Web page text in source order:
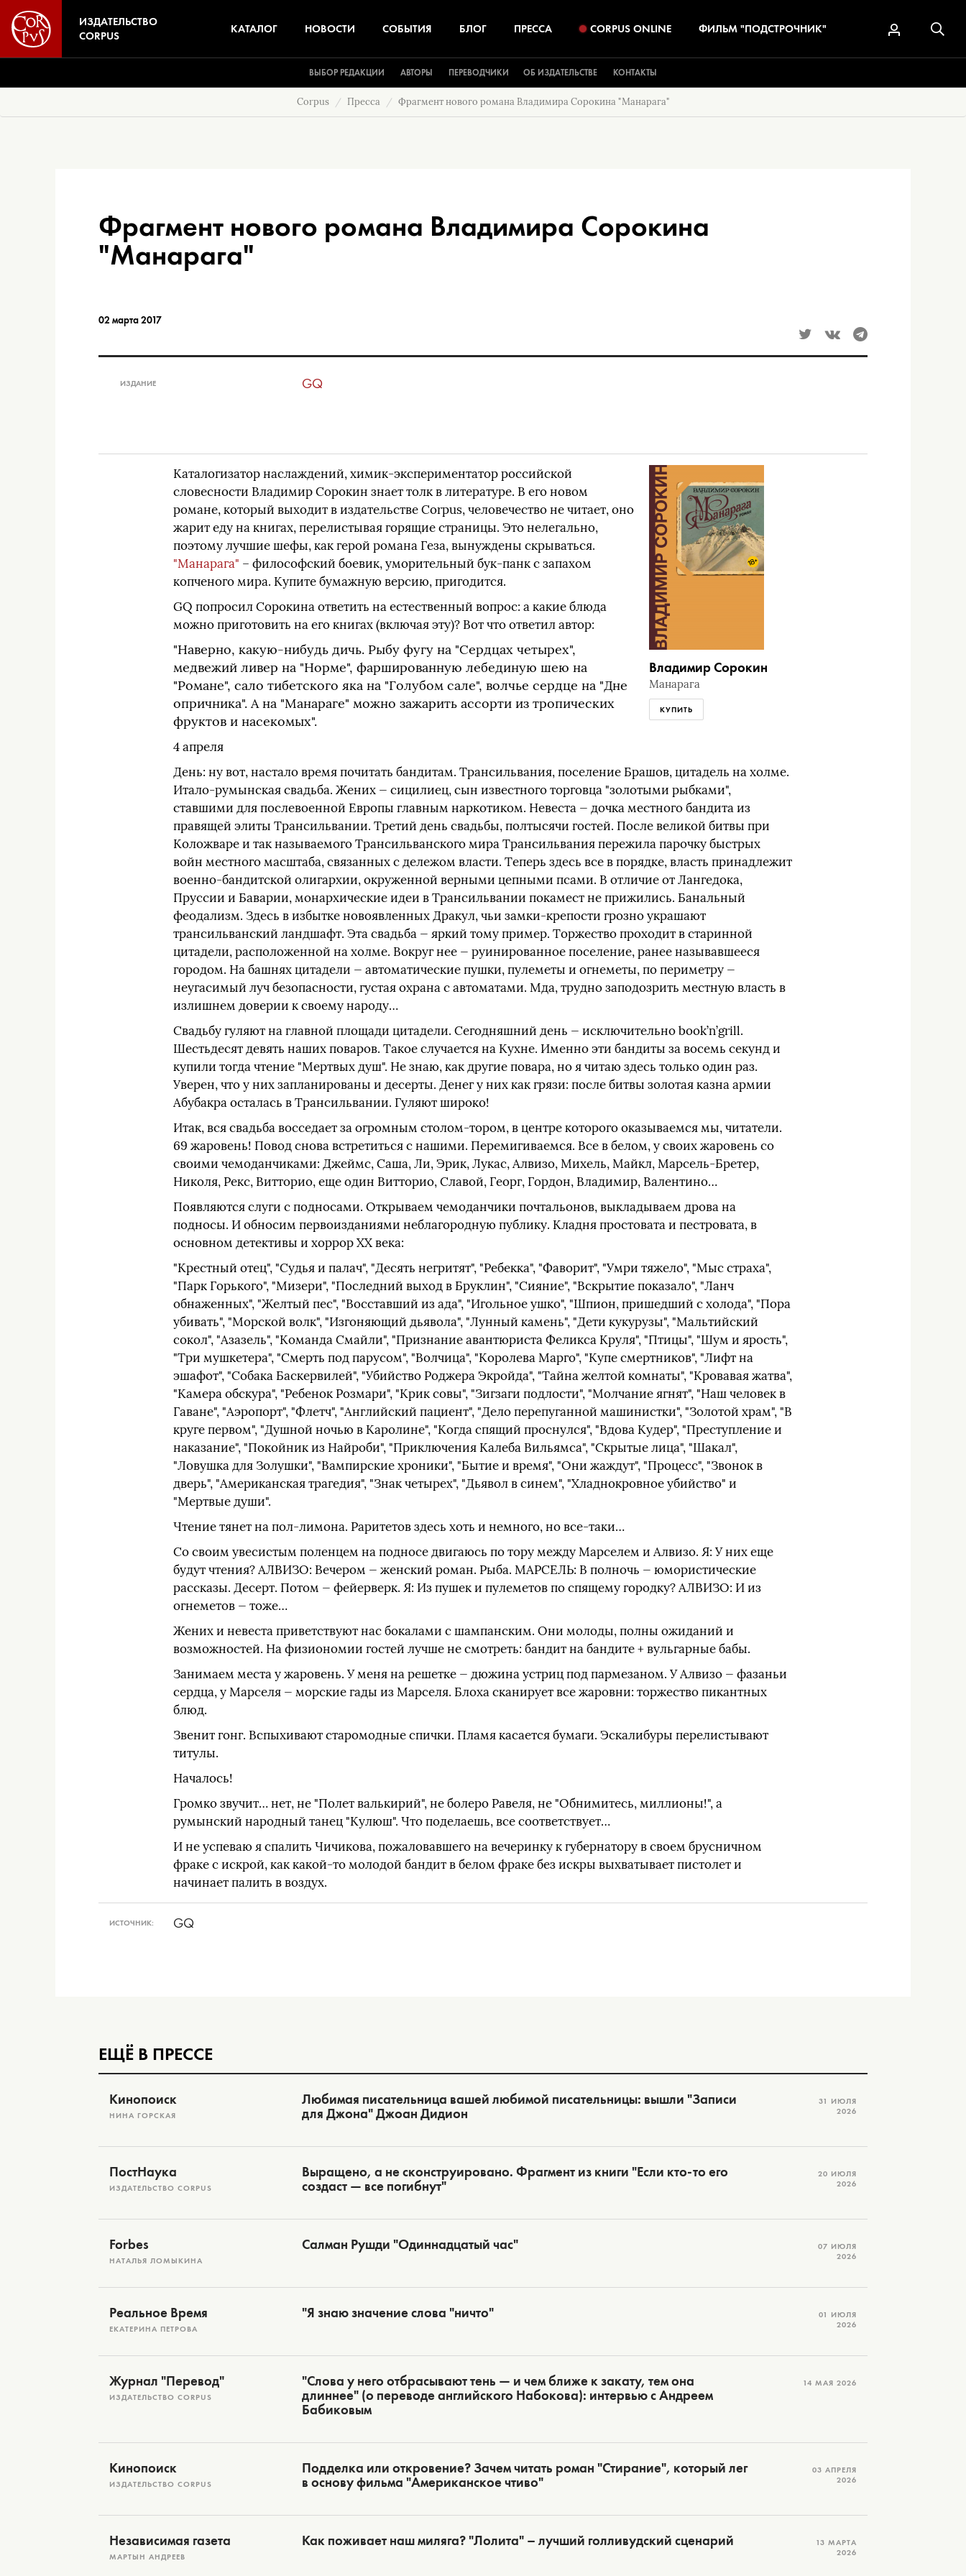
ИЗДАТЕЛЬСТВО
CORPUS
КАТАЛОГ НОВОСТИ СОБЫТИЯ БЛОГ ПРЕССА CORPUS ONLINE ФИЛЬМ "ПОДСТРОЧНИК"
ВЫБОР РЕДАКЦИИ АВТОРЫ ПЕРЕВОДЧИКИ ОБ ИЗДАТЕЛЬСТВЕ КОНТАКТЫ
Corpus Пресса Фрагмент нового романа Владимира Сорокина "Манарага"
Фрагмент нового романа Владимира Сорокина
"Манарага"
02 марта 2017
ИЗДАНИЕ GQ
Владимир Сорокин
Манарага
КУПИТЬ
Каталогизатор наслаждений, химик-экспериментатор российской
словесности Владимир Сорокин знает толк в литературе. В его новом
романе, который выходит в издательстве Corpus, человечество не читает, оно
жарит еду на книгах, перелистывая горящие страницы. Это нелегально,
поэтому лучшие шефы, как герой романа Геза, вынуждены скрываться.
"Манарага" – философский боевик, уморительный бук-панк с запахом
копченого мира. Купите бумажную версию, пригодится.
GQ попросил Сорокина ответить на естественный вопрос: а какие блюда
можно приготовить на его книгах (включая эту)? Вот что ответил автор:
"Наверно, какую-нибудь дичь. Рыбу фугу на "Сердцах четырех",
медвежий ливер на "Норме", фаршированную лебединую шею на
"Романе", сало тибетского яка на "Голубом сале", волчье сердце на "Дне
опричника". А на "Манараге" можно зажарить ассорти из тропических
фруктов и насекомых".
4 апреля
День: ну вот, настало время почитать бандитам. Трансильвания, поселение Брашов, цитадель на холме.
Итало-румынская свадьба. Жених — сицилиец, сын известного торговца "золотыми рыбками",
ставшими для послевоенной Европы главным наркотиком. Невеста — дочка местного бандита из
правящей элиты Трансильвании. Третий день свадьбы, полтысячи гостей. После великой битвы при
Коложваре и так называемого Трансильванского мира Трансильвания пережила парочку быстрых
войн местного масштаба, связанных с дележом власти. Теперь здесь все в порядке, власть принадлежит
военно-бандитской олигархии, окруженной верными цепными псами. В отличие от Лангедока,
Пруссии и Баварии, монархические идеи в Трансильвании покамест не прижились. Банальный
феодализм. Здесь в избытке новоявленных Дракул, чьи замки-крепости грозно украшают
трансильванский ландшафт. Эта свадьба — яркий тому пример. Торжество проходит в старинной
цитадели, расположенной на холме. Вокруг нее — руинированное поселение, ранее называвшееся
городом. На башнях цитадели — автоматические пушки, пулеметы и огнеметы, по периметру —
неугасимый луч безопасности, густая охрана с автоматами. Мда, трудно заподозрить местную власть в
излишнем доверии к своему народу…
Свадьбу гуляют на главной площади цитадели. Сегодняшний день — исключительно book’n’grill.
Шестьдесят девять наших поваров. Такое случается на Кухне. Именно эти бандиты за восемь секунд и
купили тогда чтение "Мертвых душ". Не знаю, как другие повара, но я читаю здесь только один раз.
Уверен, что у них запланированы и десерты. Денег у них как грязи: после битвы золотая казна армии
Абубакра осталась в Трансильвании. Гуляют широко!
Итак, вся свадьба восседает за огромным столом-тором, в центре которого оказываемся мы, читатели.
69 жаровень! Повод снова встретиться с нашими. Перемигиваемся. Все в белом, у своих жаровень со
своими чемоданчиками: Джеймс, Саша, Ли, Эрик, Лукас, Алвизо, Михель, Майкл, Марсель-Бретер,
Николя, Рекс, Витторио, еще один Витторио, Славой, Георг, Гордон, Владимир, Валентино…
Появляются слуги с подносами. Открываем чемоданчики почтальонов, выкладываем дрова на
подносы. И обносим первоизданиями неблагородную публику. Кладня простовата и пестровата, в
основном детективы и хоррор ХХ века:
"Крестный отец", "Судья и палач", "Десять негритят", "Ребекка", "Фаворит", "Умри тяжело", "Мыс страха",
"Парк Горького", "Мизери", "Последний выход в Бруклин", "Сияние", "Вскрытие показало", "Ланч
обнаженных", "Желтый пес", "Восставший из ада", "Игольное ушко", "Шпион, пришедший с холода", "Пора
убивать", "Морской волк", "Изгоняющий дьявола", "Лунный камень", "Дети кукурузы", "Мальтийский
сокол", "Азазель", "Команда Смайли", "Признание авантюриста Феликса Круля", "Птицы", "Шум и ярость",
"Три мушкетера", "Смерть под парусом", "Волчица", "Королева Марго", "Купе смертников", "Лифт на
эшафот", "Собака Баскервилей", "Убийство Роджера Экройда", "Тайна желтой комнаты", "Кровавая жатва",
"Камера обскура", "Ребенок Розмари", "Крик совы", "Зигзаги подлости", "Молчание ягнят", "Наш человек в
Гаване", "Аэропорт", "Флетч", "Английский пациент", "Дело перепуганной машинистки", "Золотой храм", "В
круге первом", "Душной ночью в Каролине", "Когда спящий проснулся", "Вдова Кудер", "Преступление и
наказание", "Покойник из Найроби", "Приключения Калеба Вильямса", "Скрытые лица", "Шакал",
"Ловушка для Золушки", "Вампирские хроники", "Бытие и время", "Они жаждут", "Процесс", "Звонок в
дверь", "Американская трагедия", "Знак четырех", "Дьявол в синем", "Хладнокровное убийство" и
"Мертвые души".
Чтение тянет на пол-лимона. Раритетов здесь хоть и немного, но все-таки…
Со своим увесистым поленцем на подносе двигаюсь по тору между Марселем и Алвизо. Я: У них еще
будут чтения? АЛВИЗО: Вечером — женский роман. Рыба. МАРСЕЛЬ: В полночь — юмористические
рассказы. Десерт. Потом — фейерверк. Я: Из пушек и пулеметов по спящему городку? АЛВИЗО: И из
огнеметов — тоже…
Жених и невеста приветствуют нас бокалами с шампанским. Они молоды, полны ожиданий и
возможностей. На физиономии гостей лучше не смотреть: бандит на бандите + вульгарные бабы.
Занимаем места у жаровень. У меня на решетке — дюжина устриц под пармезаном. У Алвизо — фазаньи
сердца, у Марселя — морские гады из Марселя. Блоха сканирует все жаровни: торжество пикантных
блюд.
Звенит гонг. Вспыхивают старомодные спички. Пламя касается бумаги. Эскалибуры перелистывают
титулы.
Началось!
Громко звучит… нет, не "Полет валькирий", не болеро Равеля, не "Обнимитесь, миллионы!", а
румынский народный танец "Кулюш". Что поделаешь, все соответствует…
И не успеваю я спалить Чичикова, пожаловавшего на вечеринку к губернатору в своем брусничном
фраке с искрой, как какой-то молодой бандит в белом фраке без искры выхватывает пистолет и
начинает палить в воздух.
ИСТОЧНИК: GQ
ЕЩЁ В ПРЕССЕ
Кинопоиск
НИНА ГОРСКАЯ
31 ИЮЛЯ
2026
Любимая писательница вашей любимой писательницы: вышли "Записи
для Джона" Джоан Дидион
ПостНаука
ИЗДАТЕЛЬСТВО CORPUS
20 ИЮЛЯ
2026
Выращено, а не сконструировано. Фрагмент из книги "Если кто-то его
создаст — все погибнут"
Forbes
НАТАЛЬЯ ЛОМЫКИНА
07 ИЮЛЯ
2026
Салман Рушди "Одиннадцатый час"
Реальное Время
ЕКАТЕРИНА ПЕТРОВА
01 ИЮЛЯ
2026
"Я знаю значение слова "ничто"
Журнал "Перевод"
ИЗДАТЕЛЬСТВО CORPUS
14 МАЯ 2026
"Слова у него отбрасывают тень — и чем ближе к закату, тем она
длиннее" (о переводе английского Набокова): интервью с Андреем
Бабиковым
Кинопоиск
ИЗДАТЕЛЬСТВО CORPUS
03 АПРЕЛЯ
2026
Подделка или откровение? Зачем читать роман "Стирание", который лег
в основу фильма "Американское чтиво"
Независимая газета
МАРТЫН АНДРЕЕВ
13 МАРТА
2026
Как поживает наш миляга? "Лолита" – лучший голливудский сценарий